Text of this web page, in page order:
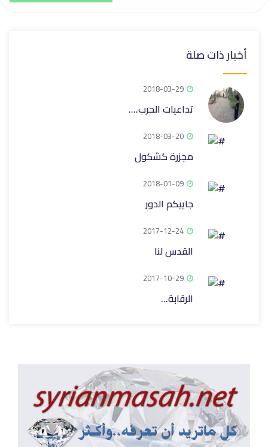
أخبار ذات صلة
2018-03-29
تداعيات الحرب....
2018-03-20
مجزرة كشكول
2018-01-09
جاييكم الدور
2017-12-24
القدس لنا
2017-10-29
الرقابة...